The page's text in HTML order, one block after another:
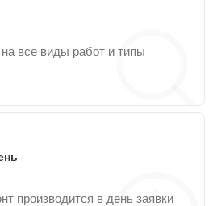
все виды работ и типы
производится в день заявки